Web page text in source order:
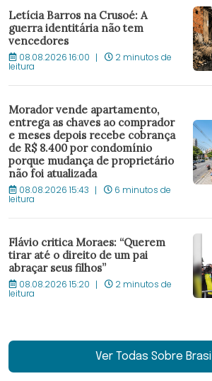
Letícia Barros na Crusoé: A
guerra identitária não tem
vencedores
08.08.2026 16:00 2 minutos de
leitura
Morador vende apartamento,
entrega as chaves ao comprador
e meses depois recebe cobrança
de R$ 8.400 por condomínio
porque mudança de proprietário
não foi atualizada
08.08.2026 15:43 6 minutos de
leitura
Flávio critica Moraes: “Querem
tirar até o direito de um pai
abraçar seus filhos”
08.08.2026 15:20 2 minutos de
leitura
Ver Todas Sobre Brasil